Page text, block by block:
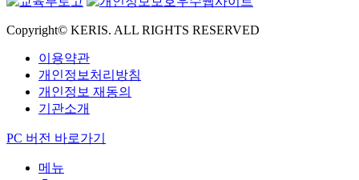
Copyright© KERIS. ALL RIGHTS RESERVED
이용약관
개인정보처리방침
개인정보 재동의
기관소개
PC 버전 바로가기
메뉴